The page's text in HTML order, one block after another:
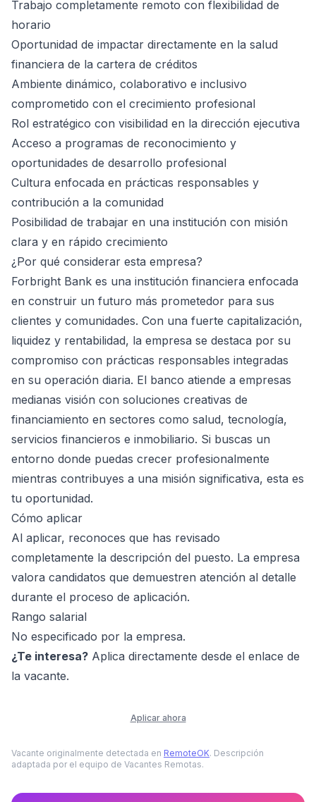
Trabajo completamente remoto con flexibilidad de
horario
Oportunidad de impactar directamente en la salud
financiera de la cartera de créditos
Ambiente dinámico, colaborativo e inclusivo
comprometido con el crecimiento profesional
Rol estratégico con visibilidad en la dirección ejecutiva
Acceso a programas de reconocimiento y
oportunidades de desarrollo profesional
Cultura enfocada en prácticas responsables y
contribución a la comunidad
Posibilidad de trabajar en una institución con misión
clara y en rápido crecimiento
¿Por qué considerar esta empresa?
Forbright Bank es una institución financiera enfocada
en construir un futuro más prometedor para sus
clientes y comunidades. Con una fuerte capitalización,
liquidez y rentabilidad, la empresa se destaca por su
compromiso con prácticas responsables integradas
en su operación diaria. El banco atiende a empresas
medianas visión con soluciones creativas de
financiamiento en sectores como salud, tecnología,
servicios financieros e inmobiliario. Si buscas un
entorno donde puedas crecer profesionalmente
mientras contribuyes a una misión significativa, esta es
tu oportunidad.
Cómo aplicar
Al aplicar, reconoces que has revisado
completamente la descripción del puesto. La empresa
valora candidatos que demuestren atención al detalle
durante el proceso de aplicación.
Rango salarial
No especificado por la empresa.
¿Te interesa? Aplica directamente desde el enlace de
la vacante.
Aplicar ahora
Vacante originalmente detectada en RemoteOK. Descripción
adaptada por el equipo de Vacantes Remotas.